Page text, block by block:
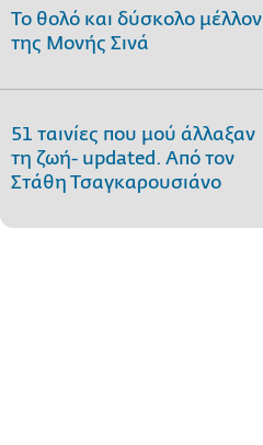
Το θολό και δύσκολο μέλλον
της Μονής Σινά
51 ταινίες που μού άλλαξαν
τη ζωή- updated. Aπό τον
Στάθη Τσαγκαρουσιάνο